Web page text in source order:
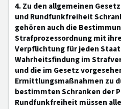
4. Zu den allgemeinen
und Rundfunkfreiheit
gehören auch die
Strafprozessordnung mit
Verpflichtung für jeden
Wahrheitsfindung im
und die im Gesetz
Ermittlungsmaßnahmen zu
bestimmten Schranken der
Rundfunkfreiheit müssen